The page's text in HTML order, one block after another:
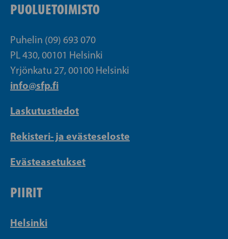
PUOLUETOIMISTO
Puhelin (09) 693 070
PL 430, 00101 Helsinki
Yrjönkatu 27, 00100 Helsinki
info@sfp.fi
Laskutustiedot
Rekisteri- ja evästeseloste
Evästeasetukset
PIIRIT
Helsinki